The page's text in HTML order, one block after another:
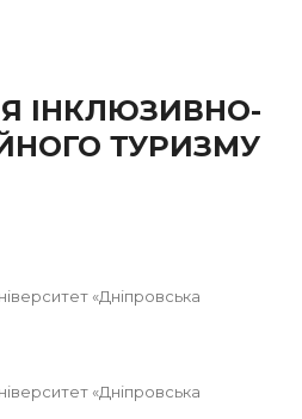
ІНКЛЮЗИВНО-
ТУРИЗМУ
«Дніпровська
«Дніпровська